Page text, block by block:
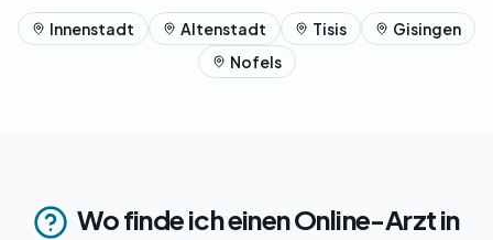
Innenstadt Altenstadt Tisis
Gisingen
Nofels
Wo finde ich einen Online-Arzt in